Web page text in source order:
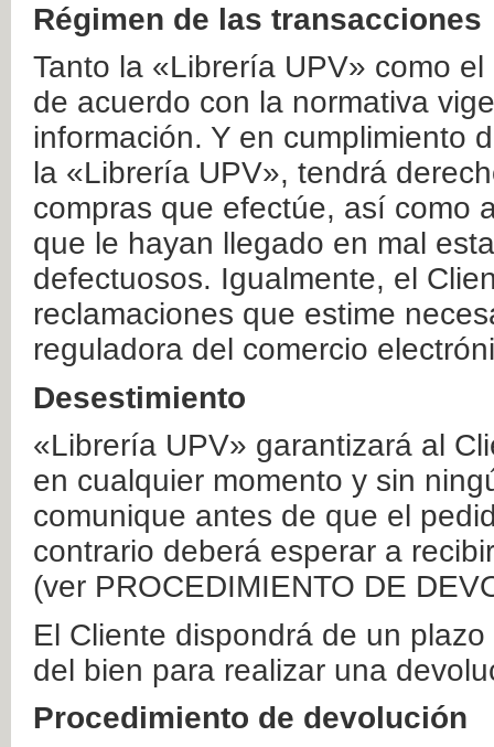
Régimen de las transacciones
Tanto la «Librería UPV» como
de acuerdo con la normativa
información. Y en cumplimiento
la «Librería UPV», tendrá
compras que efectúe, así como
que le hayan llegado en mal
defectuosos. Igualmente, el
reclamaciones que estime
reguladora del comercio
Desestimiento
«Librería UPV» garantizará al
en cualquier momento y sin
comunique antes de que el
contrario deberá esperar a
(ver PROCEDIMIENTO DE
El Cliente dispondrá de un
del bien para realizar una
Procedimiento de devolución